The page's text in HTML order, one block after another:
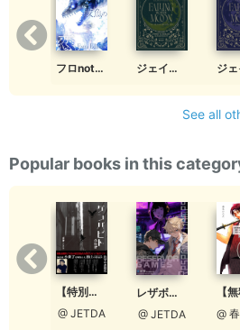
フロnot監 extra ジェイ監 下
See all
Popular books in this
【特別ダイジェスト】ゲンバビト 改訂版
@ JETDA
レザボア・ゲーム ダイジェスト版
@ JETDA